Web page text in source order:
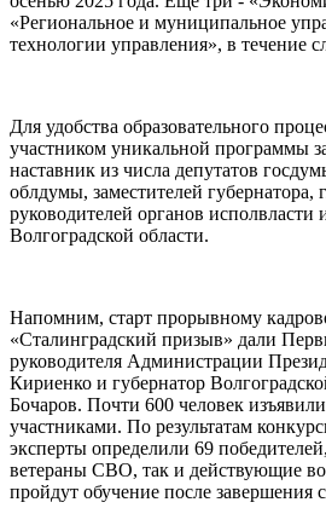
«Региональное и муниципальное
технологии управления», в течение
Для удобства образовательного
участником уникальной программы
наставник из числа депутатов
облдумы, заместителей губернатора,
руководителей органов
Волгоградской области.
Напомним, старт прорывному
«Сталинградский призыв» дали
руководителя Администрации
Кириенко и губернатор
Бочаров. Почти 600 человек
участниками. По результатам
эксперты определили 69
ветераны СВО, так и действующие
пройдут обучение после завершения